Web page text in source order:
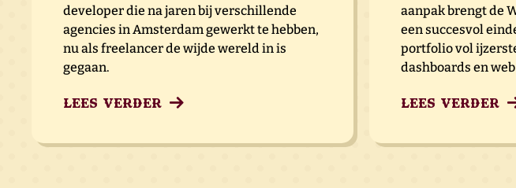
developer die na jaren bij verschillende
agencies in Amsterdam gewerkt te hebben,
nu als freelancer de wijde wereld in is
gegaan.
Lees verder
aanpak brengt de
een succesvol
portfolio vol
dashboards en
Lees verder